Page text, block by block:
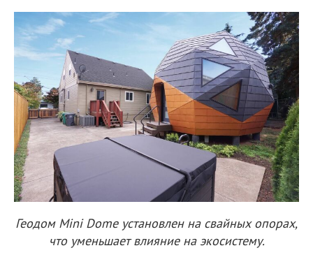
Геодом Mini Dome установлен на свайных опорах,
что уменьшает влияние на экосистему.